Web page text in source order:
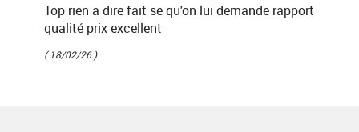
Top rien a dire fait se qu'on lui demande rapport
qualité prix excellent
( 18/02/26 )